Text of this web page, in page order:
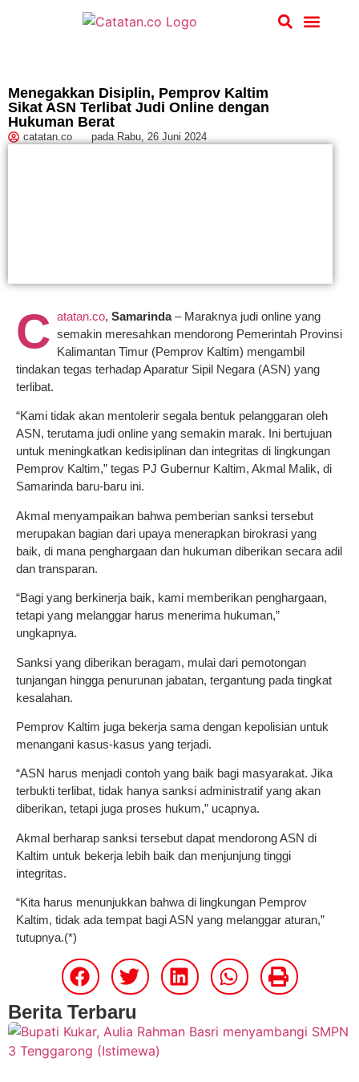
Menegakkan Disiplin, Pemprov Kaltim
Sikat ASN Terlibat Judi Online dengan
Hukuman Berat
catatan.co pada Rabu, 26 Juni 2024
C atatan.co, Samarinda– Maraknya judi online yang
semakin meresahkan mendorong Pemerintah Provinsi
Kalimantan Timur (Pemprov Kaltim) mengambil
tindakan tegas terhadap Aparatur Sipil Negara (ASN) yang
terlibat.
“Kami tidak akan mentolerir segala bentuk pelanggaran oleh
ASN, terutama judi online yang semakin marak. Ini bertujuan
untuk meningkatkan kedisiplinan dan integritas di lingkungan
Pemprov Kaltim,” tegas PJ Gubernur Kaltim, Akmal Malik, di
Samarinda baru-baru ini.
Akmal menyampaikan bahwa pemberian sanksi tersebut
merupakan bagian dari upaya menerapkan birokrasi yang
baik, di mana penghargaan dan hukuman diberikan secara adil
dan transparan.
“Bagi yang berkinerja baik, kami memberikan penghargaan,
tetapi yang melanggar harus menerima hukuman,”
ungkapnya.
Sanksi yang diberikan beragam, mulai dari pemotongan
tunjangan hingga penurunan jabatan, tergantung pada tingkat
kesalahan.
Pemprov Kaltim juga bekerja sama dengan kepolisian untuk
menangani kasus-kasus yang terjadi.
“ASN harus menjadi contoh yang baik bagi masyarakat. Jika
terbukti terlibat, tidak hanya sanksi administratif yang akan
diberikan, tetapi juga proses hukum,” ucapnya.
Akmal berharap sanksi tersebut dapat mendorong ASN di
Kaltim untuk bekerja lebih baik dan menjunjung tinggi
integritas.
“Kita harus menunjukkan bahwa di lingkungan Pemprov
Kaltim, tidak ada tempat bagi ASN yang melanggar aturan,”
tutupnya.(*)
Berita Terbaru